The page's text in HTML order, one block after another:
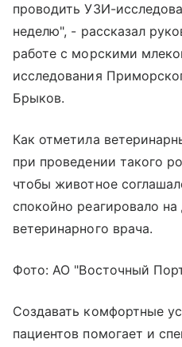
проводить УЗИ-
неделю", - рассказал
работе с морскими
исследования
Брыков.
Как отметила
при проведении такого
чтобы животное
спокойно реагировало на
ветеринарного врача.
Фото: АО "Восточный
Создавать комфортные
пациентов помогает и